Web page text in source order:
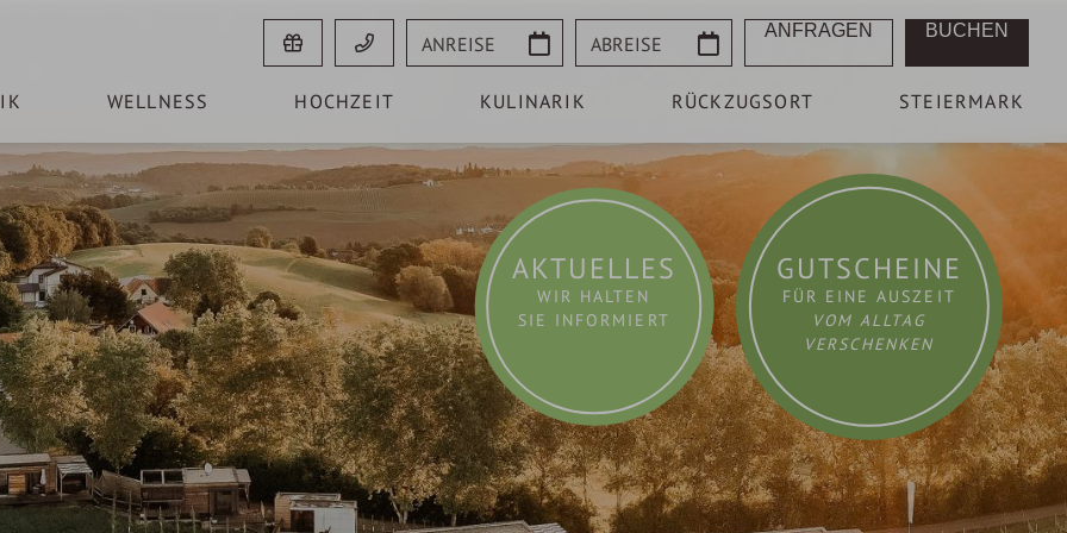
Anreise Abreise ANFRAGEN BUCHEN
WELLNESS HOCHZEIT KULINARIK RÜCKZUGSORT STEIERMARK
GUTSCHEINE
FÜR EINE AUSZEIT
VOM ALLTAG
VERSCHENKEN
AKTUELLES
WIR HALTEN
SIE INFORMIERT